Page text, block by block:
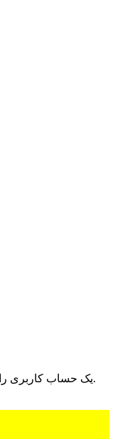
یک حساب کاربری رایگان برای ذخیره آیتم‌های محبوب ایجاد کنید.